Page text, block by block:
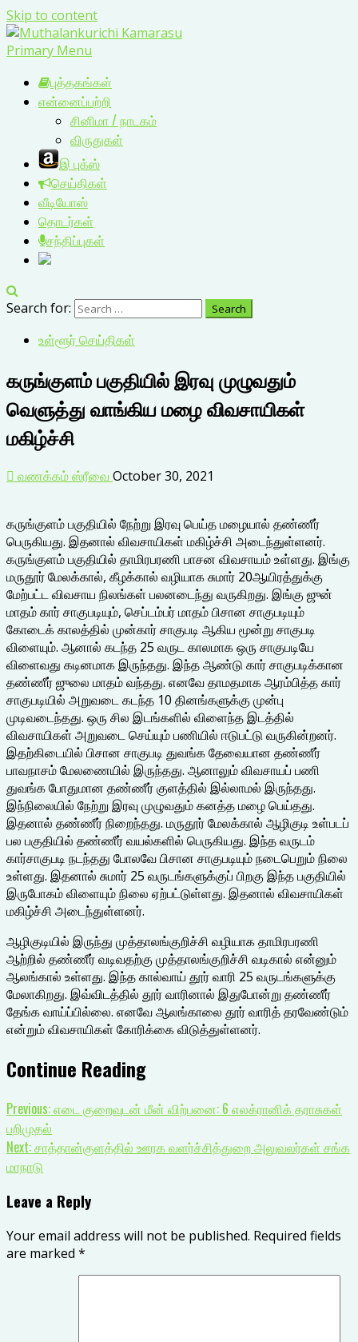
Skip to content
Primary Menu
புத்தகங்கள்
என்னைப்பற்றி
சினிமா / நாடகம்
விருதுகள்
இ புக்ஸ்
செய்திகள்
வீடியோஸ்
தொடர்கள்
சந்திப்புகள்
Search for:
உள்ளூர் செய்திகள்
கருங்குளம் பகுதியில் இரவு முழுவதும்
வெளுத்து வாங்கிய மழை விவசாயிகள்
மகிழ்ச்சி
வணக்கம் ஸ்ரீவை October 30, 2021
கருங்குளம் பகுதியில் நேற்று இரவு பெய்த மழையால் தண்ணீர்
பெருகியது. இதனால் விவசாயிகள் மகிழ்ச்சி அடைந்துள்ளனர்.
கருங்குளம் பகுதியில் தாமிரபரணி பாசன விவசாயம் உள்ளது. இங்கு
மருதூர் மேலக்கால், கீழக்கால் வழியாக சுமார் 20ஆயிரத்துக்கு
மேற்பட்ட விவசாய நிலங்கள் பலனடைந்து வருகிறது. இங்கு ஜுன்
மாதம் கார் சாகுபடியும், செப்டம்பர் மாதம் பிசான சாகுபடியும்
கோடைக் காலத்தில் முன்கார் சாகுபடி ஆகிய மூன்று சாகுபடி
விளையும். ஆனால் கடந்த 25 வருட காலமாக ஒரு சாகுபடியே
விளைவது கடினமாக இருந்தது. இந்த ஆண்டு கார் சாகுபடிக்கான
தண்ணீர் ஜுலை மாதம் வந்தது. எனவே தாமதமாக ஆரம்பித்த கார்
சாகுபடியில் அறுவடை கடந்த 10 தினங்களுக்கு முன்பு
முடிவடைந்தது. ஒரு சில இடங்களில் விளைந்த இடத்தில்
விவசாயிகள் அறுவடை செய்யும் பணியில் ஈடுபட்டு வருகின்றனர்.
இதற்கிடையில் பிசான சாகுபடி துவங்க தேவையான தண்ணீர்
பாவநாசம் மேலணையில் இருந்தது. ஆனாலும் விவசாயப் பணி
துவங்க போதுமான தண்ணீர் குளத்தில் இல்லாமல் இருந்தது.
இந்நிலையில் நேற்று இரவு முழுவதும் கனத்த மழை பெய்தது.
இதனால் தண்ணீர் நிறைந்தது. மருதூர் மேலக்கால் ஆழிகுடி உள்படப்
பல பகுதியில் தண்ணீர் வயல்களில் பெருகியது. இந்த வருடம்
கார்சாகுபடி நடந்தது போலவே பிசான சாகுபடியும் நடைபெறும் நிலை
உள்ளது. இதனால் சுமார் 25 வருடங்களுக்குப் பிறகு இந்த பகுதியில்
இருபோகம் விளையும் நிலை ஏற்பட்டுள்ளது. இதனால் விவசாயிகள்
மகிழ்ச்சி அடைந்துள்ளனர்.
ஆழிகுடியில் இருந்து முத்தாலங்குறிச்சி வழியாக தாமிரபரணி
ஆற்றில் தண்ணீர் வடிவதற்கு முத்தாலங்குறிச்சி வடிகால் என்னும்
ஆலங்கால் உள்ளது. இந்த கால்வாய் தூர் வாரி 25 வருடங்களுக்கு
மேலாகிறது. இவ்விடத்தில் தூர் வாரினால் இதுபோன்று தண்ணீர்
தேங்க வாய்ப்பில்லை. எனவே ஆலங்காலை தூர் வாரித் தரவேண்டும்
என்றும் விவசாயிகள் கோரிக்கை விடுத்துள்ளனர்.
Continue Reading
Previous:எடை குறைவுடன் மீன் விற்பனை: 6 எலக்ரானிக் தராசுகள்
பறிமுதல்
Next:சாத்தான்குளத்தில் ஊரக வளர்ச்சித்துறை அலுவலர்கள் சங்க
மாநாடு
Leave a Reply
Your email address will not be published. Required fields
are marked *